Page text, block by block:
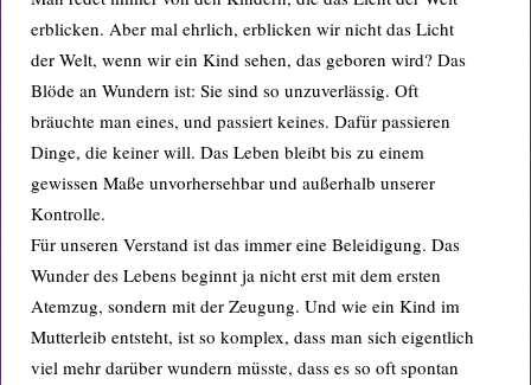
erblicken. Aber mal ehrlich, erblicken wir nicht das Licht
der Welt, wenn wir ein Kind sehen, das geboren wird? Das
Blöde an Wundern ist: Sie sind so unzuverlässig. Oft
bräuchte man eines, und passiert keines. Dafür passieren
Dinge, die keiner will. Das Leben bleibt bis zu einem
gewissen Maße unvorhersehbar und außerhalb unserer
Kontrolle.
Für unseren Verstand ist das immer eine Beleidigung. Das
Wunder des Lebens beginnt ja nicht erst mit dem ersten
Atemzug, sondern mit der Zeugung. Und wie ein Kind im
Mutterleib entsteht, ist so komplex, dass man sich eigentlich
viel mehr darüber wundern müsste, dass es so oft spontan